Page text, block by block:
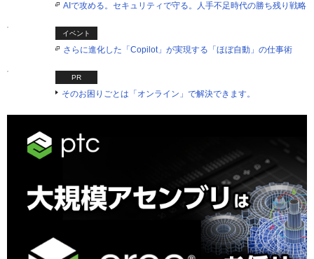
AIで攻める。セキュリティで守る。人手不足時代の勝ち残り戦略
イベント
さらに進化した「Copilot」が実現する「ほぼ自動」の仕事術
PR
そのお困りごとは「オンライン」で解決できます。